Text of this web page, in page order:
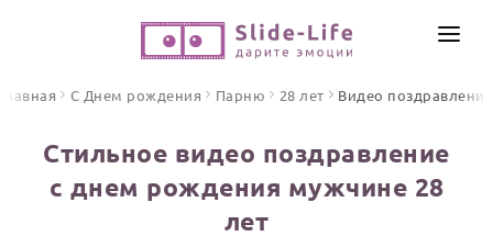
ПО ФОРМАТУ
С Днем рождения Парню 28 лет Видео поздравления
Стильное видео поздравление
с днем рождения мужчине 28
лет